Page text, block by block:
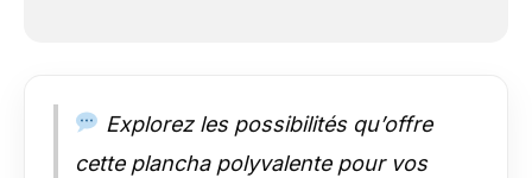
s'agisse de saisir des
viandes ou de griller
Explorez les possibilités qu’offre
cette plancha polyvalente pour vos